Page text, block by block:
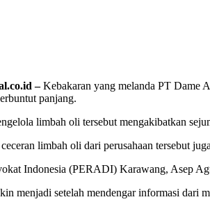
–Kebakaran yang melanda PT Dame
panjang.
limbah oli tersebut mengakibatkan
limbah oli dari perusahaan tersebut
Indonesia (PERADI) Karawang, Asep
menjadi setelah mendengar informasi dari